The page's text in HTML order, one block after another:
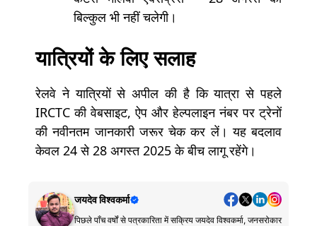
बिल्कुल भी नहीं चलेगी।
यात्रियों के लिए सलाह
रेलवे ने यात्रियों से अपील की है कि यात्रा से पहले
IRCTC की वेबसाइट, ऐप और हेल्पलाइन नंबर पर ट्रेनों
की नवीनतम जानकारी जरूर चेक कर लें। यह बदलाव
केवल 24 से 28 अगस्त 2025 के बीच लागू रहेंगे।
जयदेव विश्वकर्मा
पिछले पाँच वर्षों से पत्रकारिता में सक्रिय जयदेव विश्वकर्मा, जनसरोकार